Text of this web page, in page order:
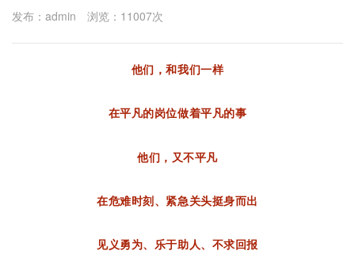
发布：admin 浏览：11007次
他们，和我们一样
在平凡的岗位做着平凡的事
他们，又不平凡
在危难时刻、紧急关头挺身而出
见义勇为、乐于助人、不求回报